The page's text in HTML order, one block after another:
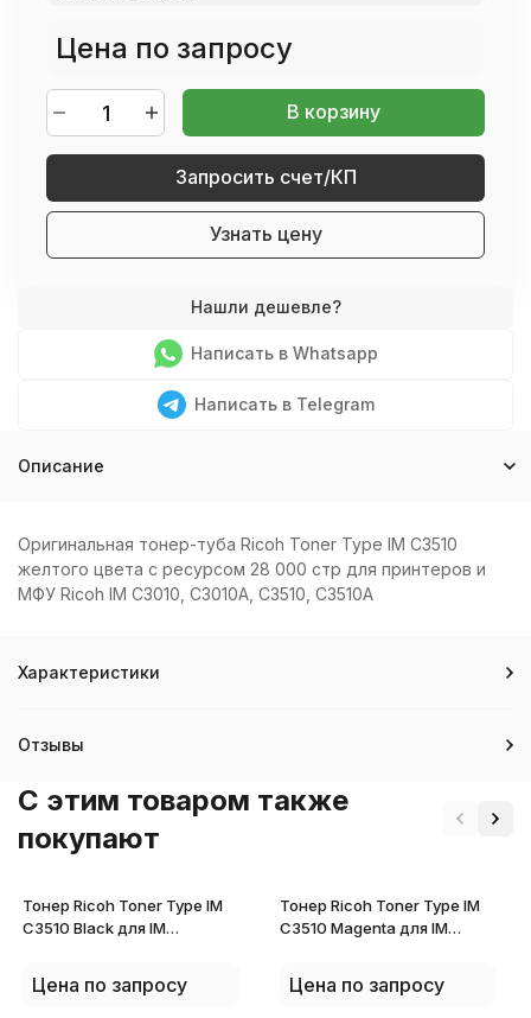
Цена по запросу
В корзину
Запросить счет/КП
Узнать цену
Написать в Whatsapp
Написать в Telegram
Описание
Оригинальная тонер-туба Ricoh Toner Type IM C3510
желтого цвета с ресурсом 28 000 стр для принтеров и
МФУ Ricoh IM C3010, C3010A, C3510, C3510A
Характеристики
Отзывы
C этим товаром также
покупают
Тонер Ricoh Toner Type IM
C3510 Black для IM
Цена по запросу
Тонер Ricoh Toner Type IM
C3510 Magenta для IM
Цена по запросу